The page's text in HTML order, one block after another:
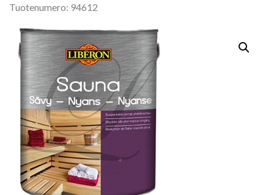
Tuotenumero: 94612